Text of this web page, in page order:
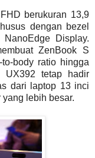
berukuran 13,9
dengan bezel
Display.
ZenBook S
body ratio hingga
UX392 tetap hadir
dari laptop 13 inci
lebih besar.